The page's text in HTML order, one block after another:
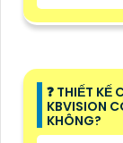
️❓ THIẾT
KBVISION
KHÔNG?